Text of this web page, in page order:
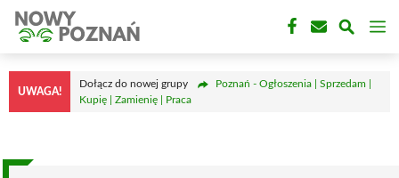
Przejdź
treści
UWAGA!
Dołącz do nowej grupy
Poznań - Ogłoszenia | Sprzedam |
Kupię | Zamienię | Praca